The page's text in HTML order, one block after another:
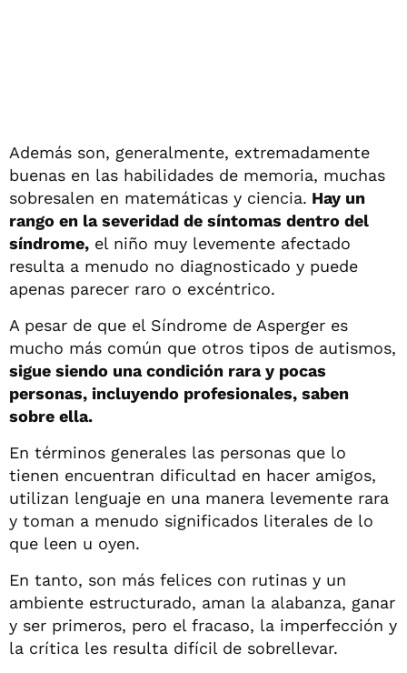
Además son, generalmente, extremadamente
buenas en las habilidades de memoria, muchas
sobresalen en matemáticas y ciencia. Hay un
rango en la severidad de síntomas dentro del
síndrome, el niño muy levemente afectado
resulta a menudo no diagnosticado y puede
apenas parecer raro o excéntrico.
A pesar de que el Síndrome de Asperger es
mucho más común que otros tipos de autismos,
sigue siendo una condición rara y pocas
personas, incluyendo profesionales, saben
sobre ella.
En términos generales las personas que lo
tienen encuentran dificultad en hacer amigos,
utilizan lenguaje en una manera levemente rara
y toman a menudo significados literales de lo
que leen u oyen.
En tanto, son más felices con rutinas y un
ambiente estructurado, aman la alabanza, ganar
y ser primeros, pero el fracaso, la imperfección y
la crítica les resulta difícil de sobrellevar.